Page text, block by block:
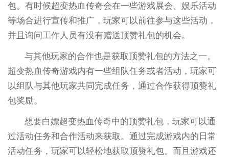
包。有时候超变热血传奇会在一些游戏展会、娱乐活动
等场合进行宣传和推广，玩家可以前往参与这些活动，
并且询问工作人员有没有赠送顶赞礼包的机会。
与其他玩家的合作也是获取顶赞礼包的方法之一。
超变热血传奇游戏内有一些组队任务或者活动，玩家可
以组队与其他玩家共同完成任务，通过合作获得顶赞礼
包奖励。
想要白嫖超变热血传奇中的顶赞礼包，玩家可以通
过活动任务和合作活动来获取。通过完成游戏内的日常
活动任务，玩家可以轻松地获取顶赞礼包。而且游戏还